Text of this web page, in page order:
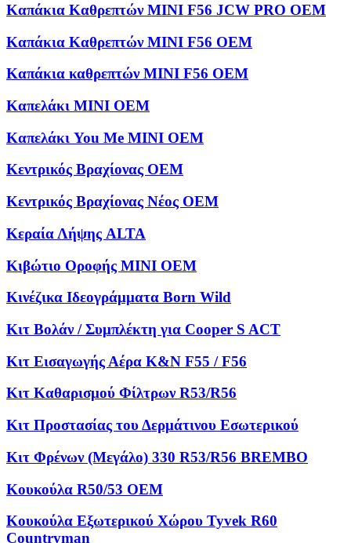
Καπάκια Καθρεπτών MINI F56 JCW PRO OEM
Καπάκια Καθρεπτών MINI F56 OEM
Καπάκια καθρεπτών MINI F56 OEM
Καπελάκι MINI OEM
Καπελάκι You Me MINI OEM
Κεντρικός Βραχίονας OEM
Κεντρικός Βραχίονας Νέος OEM
Κεραία Λήψης ALTA
Κιβώτιο Οροφής MINI OEM
Κινέζικα Ιδεογράμματα Born Wild
Κιτ Βολάν / Συμπλέκτη για Cooper S ACT
Κιτ Εισαγωγής Αέρα K&N F55 / F56
Κιτ Καθαρισμού Φίλτρων R53/R56
Κιτ Προστασίας του Δερμάτινου Εσωτερικού
Κιτ Φρένων (Μεγάλο) 330 R53/R56 BREMBO
Κουκούλα R50/53 OEM
Κουκούλα Εξωτερικού Χώρου Tyvek R60
Countryman